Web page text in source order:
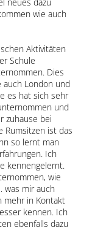
wie auch
Aktivitäten
Schule
Dies
London und
es hat sich sehr
und
zuhause bei
Rumsitzen ist das
so lernt man
Ich
kennengelernt.
wie
was mir auch
mehr in Kontakt
kennen. Ich
ebenfalls dazu